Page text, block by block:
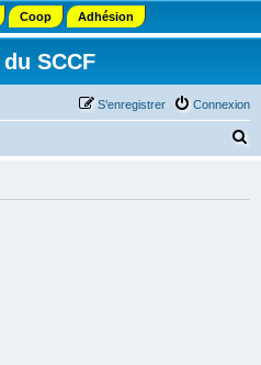
Coop Adhésion
SCCF
Connexion
S’enregistrer